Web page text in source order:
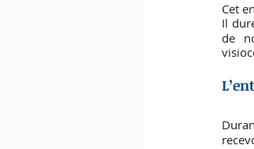
Cet
Il
de